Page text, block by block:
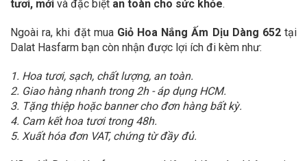
tươi, mới và đặc biệt an toàn cho sức khỏe.
Ngoài ra, khi đặt mua Giỏ Hoa Nắng Ấm Dịu Dàng 652tại
Dalat Hasfarm bạn còn nhận được lợi ích đi kèm như:
1. Hoa tươi, sạch, chất lượng, an toàn.
2. Giao hàng nhanh trong 2h - áp dụng HCM.
3. Tặng thiệp hoặc banner cho đơn hàng bất kỳ.
4. Cam kết hoa tươi trong 48h.
5. Xuất hóa đơn VAT, chứng từ đầy đủ.